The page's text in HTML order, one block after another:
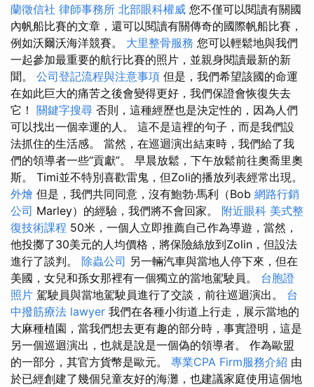
蘭徵信社 律師事務所 北部眼科權威 您不僅可以閱讀有關國
內帆船比賽的文章，還可以閱讀有關傳奇的國際帆船比賽，
例如沃爾沃海洋競賽。 大里整骨服務 您可以輕鬆地與我們
一起參加最重要的航行比賽的照片，並親身閱讀最新的新
聞。 公司登記流程與注意事項 但是，我們希望該國的命運
在如此巨大的痛苦之後會變得更好，我們保證會恢復失去
它！ 關鍵字搜尋 否則，這種經歷也是決定性的，因為人們
可以找出一個幸運的人。 這不是這裡的句子，而是我們設
法抓住的生活感。 當然，在巡迴演出結束時，我們給了我
們的領導者一些“貢獻”。 早晨放鬆，下午放鬆前往奧喬里奧
斯。 Timi並不特別喜歡雷鬼，但Zoli的播放列表經常出現。
外燴 但是，我們共同同意，沒有鮑勃·馬利（Bob 網路行銷
公司 Marley）的經驗，我們將不會回家。 附近眼科 美式整
復技術課程 50米，一個人立即推薦自己作為導遊，當然，
他投擲了30美元的人均價格，將保險絲放到Zolin，但設法
進行了談判。 除蟲公司 另一輛汽車與當地人停下來，但在
美國，女兒和孫女那裡有一個獨立的當地駕駛員。 台胞證
照片 駕駛員與當地駕駛員進行了交談，前往巡迴演出。 台
中撥筋療法 lawyer 我們在各種小街道上行走，展示當地的
大麻種植園，當我們想去更有趣的部分時，事實證明，這是
另一個巡迴演出，也就是說是一個偽的領導者。 作為歐盟
的一部分，其官方貨幣是歐元。 專業CPA Firm服務介紹 由
於已經創建了幾個兒童友好的海灘，也建議家庭使用這個地